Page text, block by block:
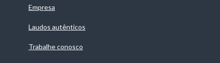
Empresa
Laudos autênticos
Trabalhe conosco